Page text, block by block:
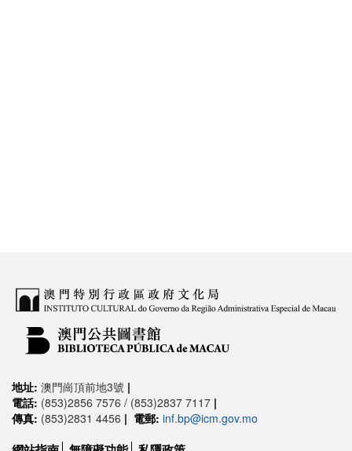
地址: 澳門崗頂前地3號 |
電話: (853)2856 7576 / (853)2837 7117 |
傳真: (853)2831 4456 | 電郵: inf.bp@icm.gov.mo